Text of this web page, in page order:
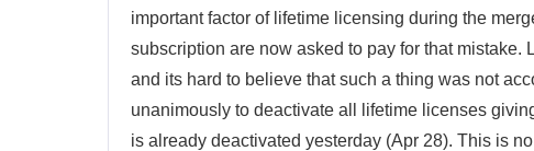
important factor of lifetime licensing during the
subscription are now asked to pay for that
and its hard to believe that such a thing was not
unanimously to deactivate all lifetime licenses
is already deactivated yesterday (Apr 28). This is